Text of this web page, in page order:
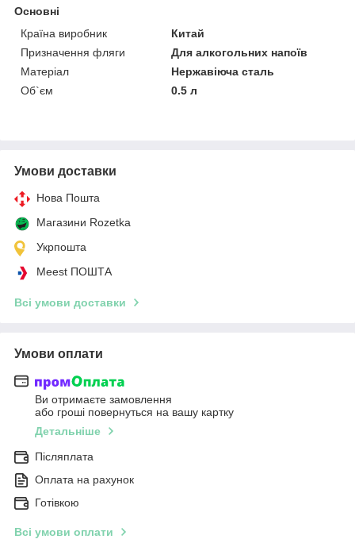
Основні
Країна виробник
Китай
Призначення фляги
Для алкогольних напоїв
Матеріал
Нержавіюча сталь
Об`єм
0.5 л
Умови доставки
Нова Пошта
Магазини Rozetka
Укрпошта
Meest ПОШТА
Всі умови доставки
Умови оплати
Ви отримаєте замовлення
або гроші повернуться на вашу картку
Детальніше
Післяплата
Оплата на рахунок
Готівкою
Всі умови оплати